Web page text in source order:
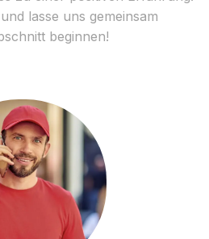
lasse uns gemeinsam
beginnen!